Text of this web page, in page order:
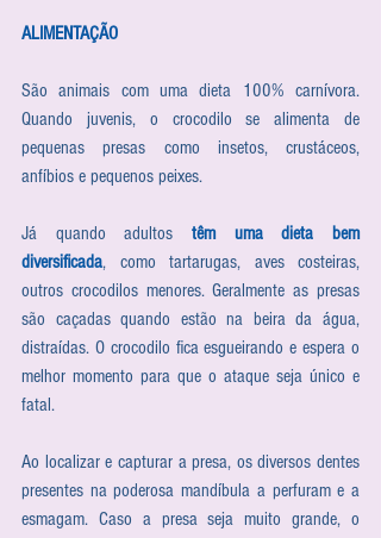
ALIMENTAÇÃO
São animais com uma dieta 100% carnívora.
Quando juvenis, o crocodilo se alimenta de
pequenas presas como insetos, crustáceos,
anfíbios e pequenos peixes.
Já quando adultos têm uma dieta bem
diversificada, como tartarugas, aves costeiras,
outros crocodilos menores. Geralmente as presas
são caçadas quando estão na beira da água,
distraídas. O crocodilo fica esgueirando e espera o
melhor momento para que o ataque seja único e
fatal.
Ao localizar e capturar a presa, os diversos dentes
presentes na poderosa mandíbula a perfuram e a
esmagam. Caso a presa seja muito grande, o